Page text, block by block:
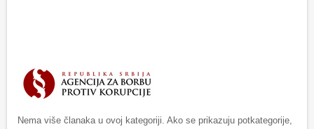
Nema više članaka u ovoj kategoriji. Ako se prikazuju potkategorije,